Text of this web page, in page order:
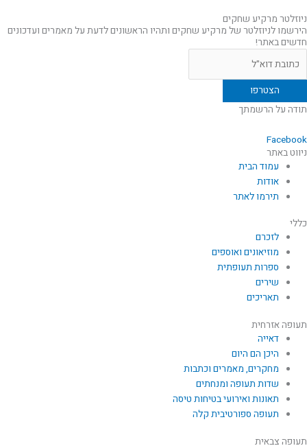
ניוזלטר מרקיע שחקים
הירשמו לניוזלטר של מרקיע שחקים ותהיו הראשונים לדעת על מאמרים ועדכונים
חדשים באתר!
תודה על הרשמתך
Facebook
ניווט באתר
עמוד הבית
אודות
תירמו לאתר
כללי
לזכרם
מוזיאונים ואוספים
ספרות תעופתית
שירים
תאריכים
תעופה אזרחית
דאייה
היכן הם היום
מחקרים, מאמרים וכתבות
שדות תעופה ומנחתים
תאונות ואירועי בטיחות טיסה
תעופה ספורטיבית קלה
תעופה צבאית